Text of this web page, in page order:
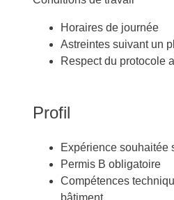
Horaires de journée
Astreintes suivant un
Respect du protocole
Profil
Expérience souhaitée
Permis B obligatoire
Compétences
bâtiment